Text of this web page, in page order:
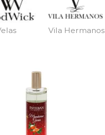
Vila Hermanos